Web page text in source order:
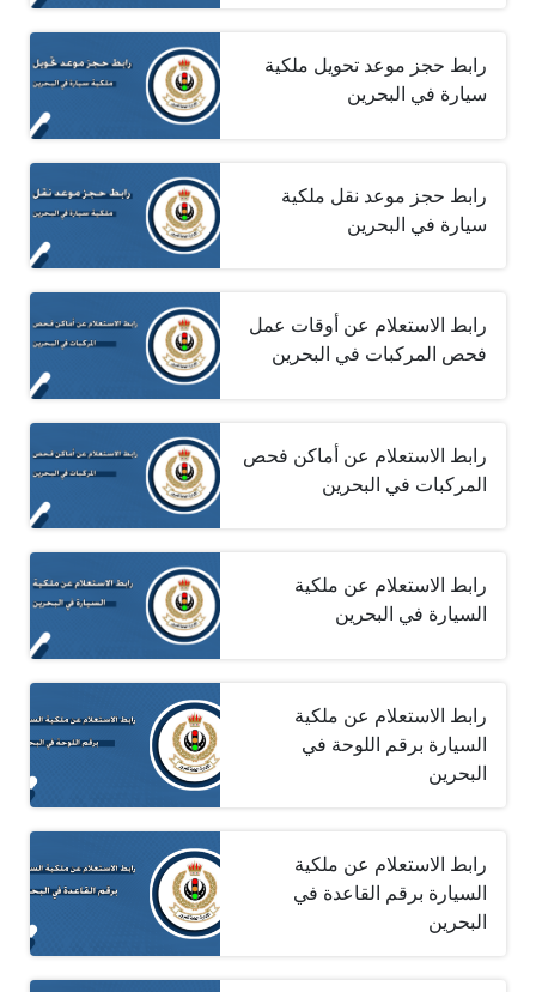
رابط حجز موعد تحويل ملكية
سيارة في البحرين
رابط حجز موعد نقل ملكية
سيارة في البحرين
رابط الاستعلام عن أوقات عمل
فحص المركبات في البحرين
رابط الاستعلام عن أماكن فحص
المركبات في البحرين
رابط الاستعلام عن ملكية
السيارة في البحرين
رابط الاستعلام عن ملكية
السيارة برقم اللوحة في
البحرين
رابط الاستعلام عن ملكية
السيارة برقم القاعدة في
البحرين